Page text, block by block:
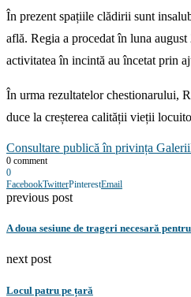
În prezent spațiile clădirii sunt
află. Regia a procedat în luna
activitatea în incintă au încetat prin
În urma rezultatelor chestionarului,
duce la creșterea calității vieții
Consultare publică în privința
0 comment
0
FacebookTwitterPinterestEmail
previous post
A doua sesiune de trageri necesară
next post
Locul patru pe țară